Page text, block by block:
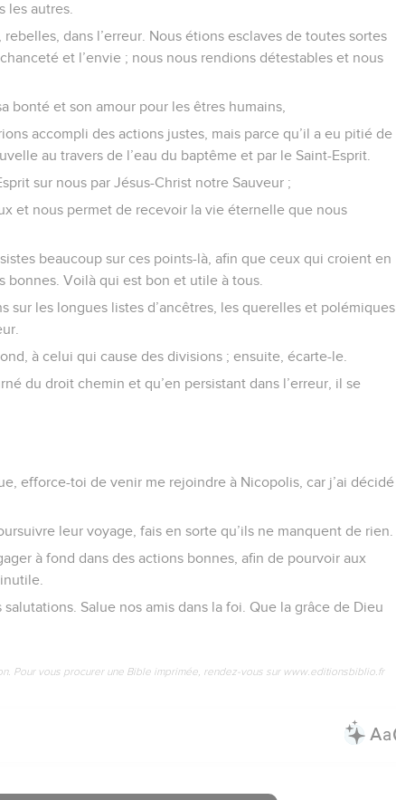
les autres.
dans l’erreur. Nous étions esclaves de toutes sortes
et l’envie ; nous nous rendions détestables et nous
bonté et son amour pour les êtres humains,
accompli des actions justes, mais parce qu’il a eu pitié de
au travers de l’eau du baptême et par le Saint-Esprit.
sur nous par Jésus-Christ notre Sauveur ;
et nous permet de recevoir la vie éternelle que nous
beaucoup sur ces points-là, afin que ceux qui croient en
bonnes. Voilà qui est bon et utile à tous.
sur les longues listes d’ancêtres, les querelles et polémiques
à celui qui cause des divisions ; ensuite, écarte-le.
du droit chemin et qu’en persistant dans l’erreur, il se
efforce-toi de venir me rejoindre à Nicopolis, car j’ai décidé
leur voyage, fais en sorte qu’ils ne manquent de rien.
à fond dans des actions bonnes, afin de pourvoir aux
Salue nos amis dans la foi. Que la grâce de Dieu
Pour vous procurer une Bible imprimée, rendez-vous sur www.editionsbiblio.fr